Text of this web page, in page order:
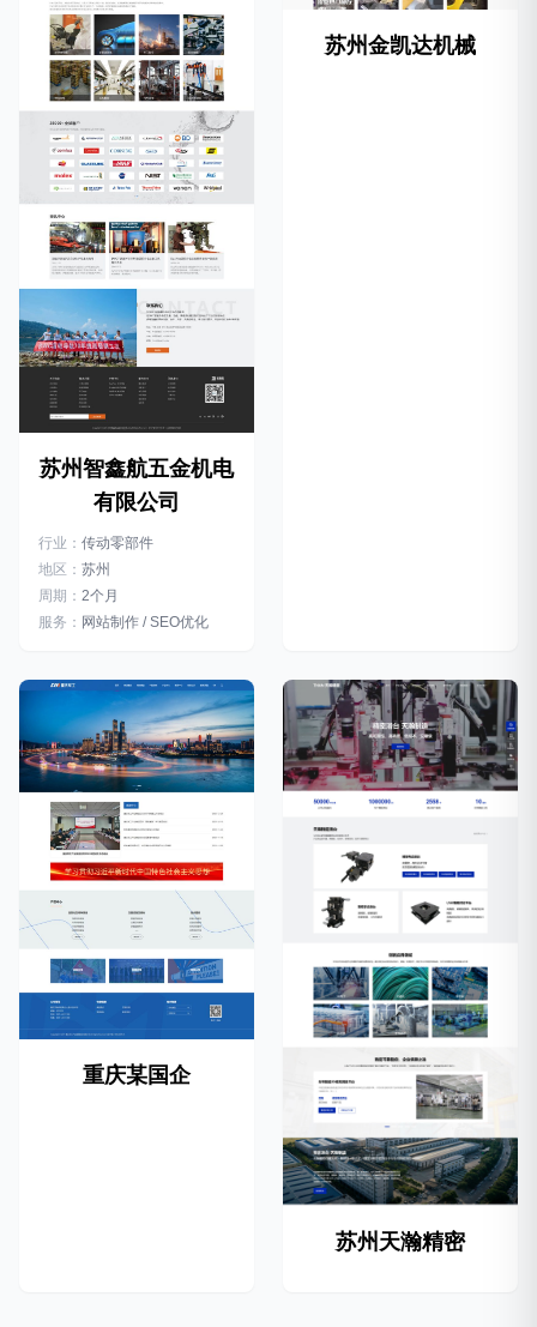
苏州智鑫航五金机电
有限公司
行业： 传动零部件
地区： 苏州
周期： 2个月
服务： 网站制作 / SEO优化
苏州金凯达机械
重庆某国企
苏州天瀚精密